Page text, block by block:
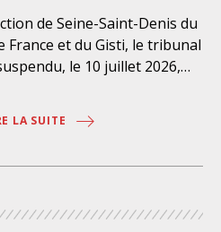
de Seine-Saint-Denis du
France et du Gisti, le tribunal
le 10 juillet 2026,
dans les locaux de
personnes retenues et
LA SUITE